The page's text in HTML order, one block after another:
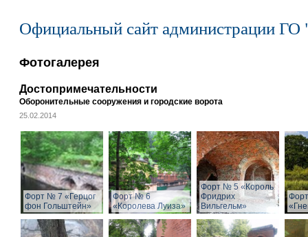
Официальный сайт администрации ГО
Фотогалерея
Достопримечательности
Оборонительные сооружения и городские ворота
25.02.2014
Форт № 7 «Герцог
фон Гольштейн»
Форт № 6
«Королева Луиза»
Форт № 5 «Король
Фридрих
Вильгельм»